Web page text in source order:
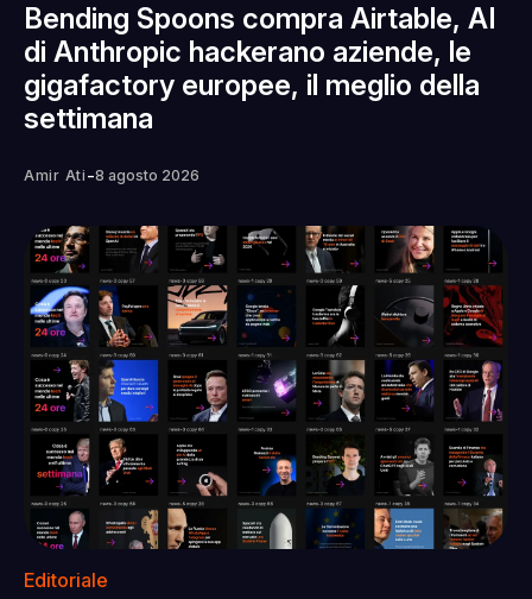
Bending Spoons compra Airtable, AI
di Anthropic hackerano aziende, le
gigafactory europee, il meglio della
settimana
Amir Ati -8 agosto 2026
Editoriale